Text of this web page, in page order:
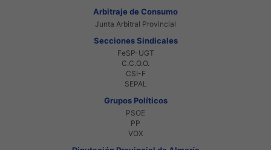
Arbitraje de Consumo
Junta Arbitral Provincial
Secciones Sindicales
FeSP-UGT
C.C.O.O.
CSI-F
SEPAL
Grupos Políticos
PSOE
PP
VOX